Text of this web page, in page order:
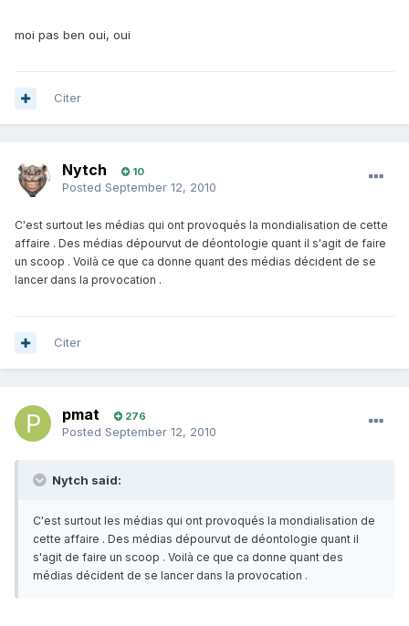
moi pas ben oui, oui
Citer
Nytch 10
Posted September 12, 2010
C'est surtout les médias qui ont provoqués la mondialisation de cette
affaire . Des médias dépourvut de déontologie quant il s'agit de faire
un scoop . Voilà ce que ca donne quant des médias décident de se
lancer dans la provocation .
Citer
pmat 276
Posted September 12, 2010
Nytch said:
C'est surtout les médias qui ont provoqués la mondialisation de
cette affaire . Des médias dépourvut de déontologie quant il
s'agit de faire un scoop . Voilà ce que ca donne quant des
médias décident de se lancer dans la provocation .